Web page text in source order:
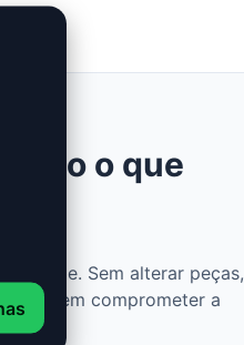
tudo o que
Sem alterar peças,
ágil sem comprometer a